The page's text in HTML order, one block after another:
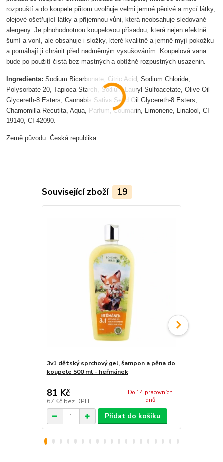
rozpouští a do koupele přitom uvolňuje velmi jemné pěnivé a mycí látky,
olejové ošetřující látky a příjemnou vůni, která neobsahuje sledované
alergeny. Je plnohodnotnou koupelovou přísadou, která nejen efektně
šumí a voní, ale obsahuje i složky, které kvalitně a jemně myjí pokožku
a pomáhají ji chránit před nadměrným vysušováním. Koupelová vana
bude po použití čistá bez mastných a obtížně rozpustných usazenin.
Ingredients:Sodium Bicarbonate, Citric Acid, Sodium Chloride,
Polysorbate 20, Tapioca Starch, Sodium Lauryl Sulfoacetate, Olive Oil
Glycereth-8 Esters, Cannabis Sativa Seed Oil Glycereth-8 Esters,
Chamomilla Recutita, Aqua, Parfum, Coumarin, Limonene, Linalool, CI
19140, CI 42090.
Země původu: Česká republika
Související zboží 19
3v1 dětský sprchový gel, šampon a pěna do
koupele 500 ml - heřmánek
81 Kč
67 Kč bez DPH
Do 14 pracovních
dnů
Přidat do košíku